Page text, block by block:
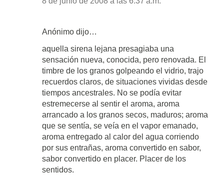
Anónimo dijo…
aquella sirena lejana presagiaba una
sensación nueva, conocida, pero renovada. El
timbre de los granos golpeando el vidrio, trajo
recuerdos claros, de situaciones vividas desde
tiempos ancestrales. No se podía evitar
estremecerse al sentir el aroma, aroma
arrancado a los granos secos, maduros; aroma
que se sentía, se veía en el vapor emanado,
aroma entregado al calor del agua corriendo
por sus entrañas, aroma convertido en sabor,
sabor convertido en placer. Placer de los
sentidos.